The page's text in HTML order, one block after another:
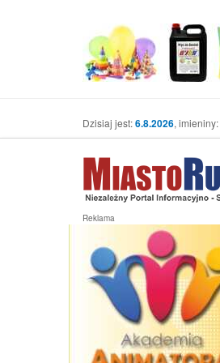
Dzisiaj jest:6.8.2026, imieniny:
Reklama